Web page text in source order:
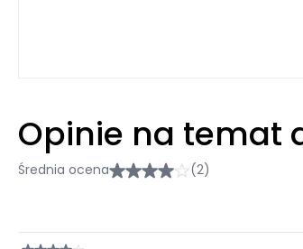
Opinie na temat
Średnia ocena (2)